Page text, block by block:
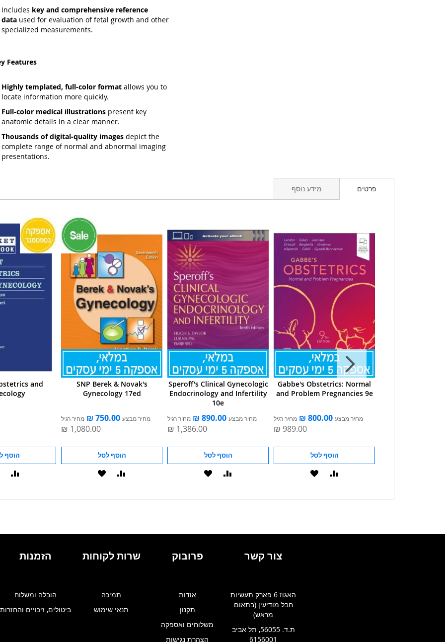
Includes key and comprehensive reference
dataused for evaluation of fetal growth and other
specialized measurements.
Features
Highly templated, full-color formatallows you to
locate information more quickly.
Full-color medical illustrationspresent key
anatomic details in a clear manner.
Thousands of digital-quality imagesdepict the
complete range of normal and abnormal imaging
presentations.
פרטים
and
הוסף
הוסף
SNP Berek & Novak's
Gynecology 17ed
מחיר מבצע מחיר רגיל
הוסף לסל
הוסף
Speroff's Clinical Gynecologic
Endocrinology and Infertility
10e
מחיר מבצע מחיר רגיל
הוסף לסל
הוסף
Gabbe's Obstetrics: Normal
and Problem Pregnancies 9e
מחיר מבצע מחיר רגיל
הוסף לסל
הוסף
מידע נוסף
צור קשר
האגוז 6 פארק תעשיות
חבל מודיעין (בתאום
מראש)
ת.ד. 56055, תל אביב
6156001
פרובוק
אודות
תקנון
משלוחים ואספקה
הצהרת נגישות
שרות לקוחות
תמיכה
תנאי שימוש
הזמנות
הובלה ומשלוח
ביטולים, זיכויים והחזרות